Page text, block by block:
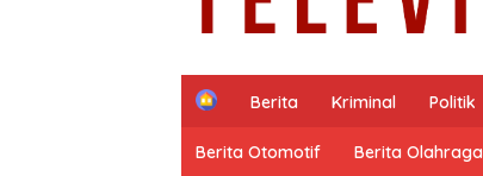
H
m
e
Berita Kriminal Politik
Berita Otomotif Berita Olahraga